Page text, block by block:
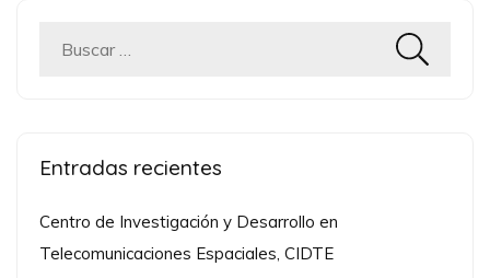
Buscar:
Entradas recientes
Centro de Investigación y Desarrollo en
Telecomunicaciones Espaciales, CIDTE